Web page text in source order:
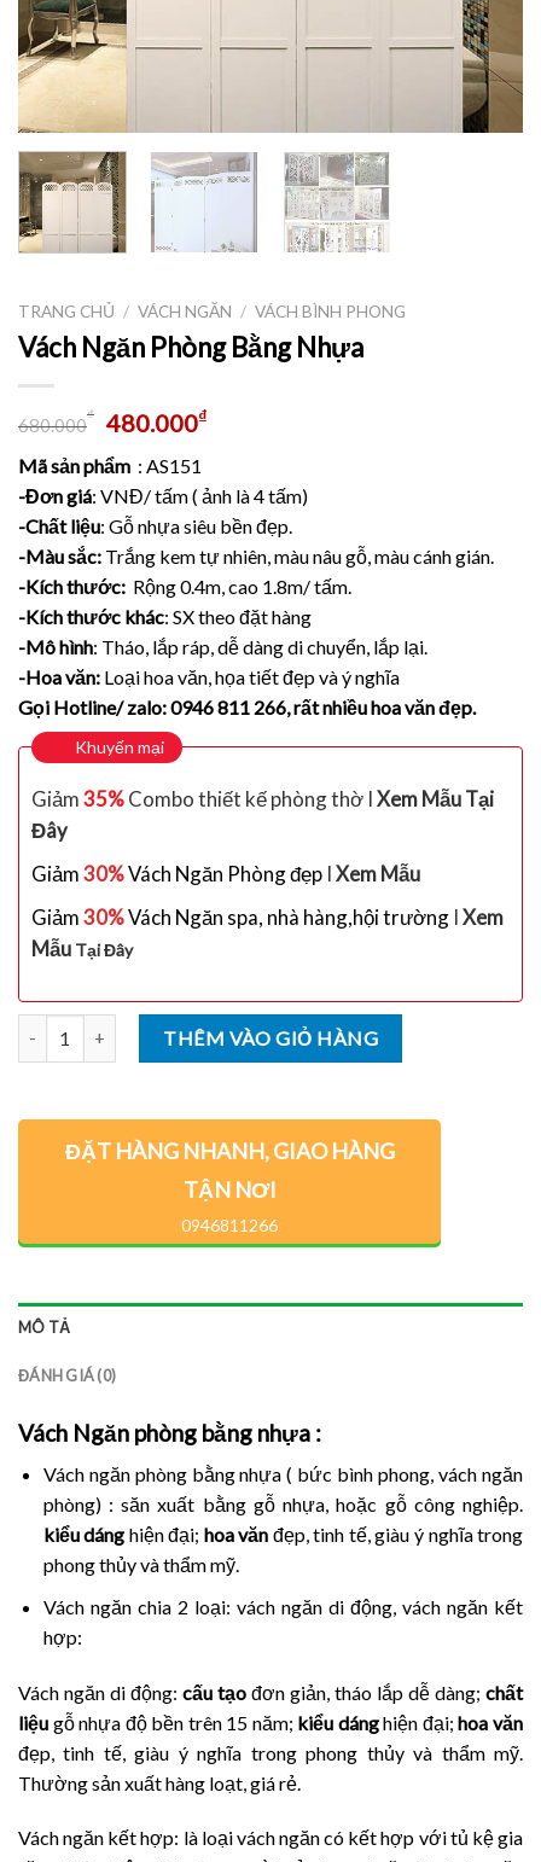
TRANG CHỦ / VÁCH NGĂN / VÁCH BÌNH PHONG
Vách Ngăn Phòng Bằng Nhựa
680.000
₫ 480.000₫
Mã sản phẩm : AS151
-Đơn giá: VNĐ/ tấm ( ảnh là 4 tấm)
-Chất liệu: Gỗ nhựa siêu bền đẹp.
-Màu sắc: Trắng kem tự nhiên, màu nâu gỗ, màu cánh gián.
-Kích thước: Rộng 0.4m, cao 1.8m/ tấm.
-Kích thước khác: SX theo đặt hàng
-Mô hình: Tháo, lắp ráp, dễ dàng di chuyển, lắp lại.
-Hoa văn: Loại hoa văn, họa tiết đẹp và ý nghĩa
Gọi Hotline/ zalo: 0946 811 266, rất nhiều hoa văn đẹp.
Khuyến mại
Giảm35%Combo thiết kế phòng thờ IXem Mẫu Tại
Đây
Giảm30%Vách Ngăn Phòng đẹp IXem Mẫu
Giảm30%Vách Ngăn spa, nhà hàng,hội trường IXem
Mẫu Tại Đây
THÊM VÀO GIỎ HÀNG
ĐẶT HÀNG NHANH, GIAO HÀNG
TẬN NƠI
0946811266
MÔ TẢ
ĐÁNH GIÁ (0)
Vách Ngăn phòng bằng nhựa :
Vách ngăn phòng bằng nhựa ( bức bình phong, vách ngăn
phòng) : săn xuất bằng gỗ nhựa, hoặc gỗ công nghiệp.
kiểu dáng hiện đại; hoa văn đẹp, tinh tế, giàu ý nghĩa trong
phong thủy và thẩm mỹ.
Vách ngăn chia 2 loại: vách ngăn di động, vách ngăn kết
hợp:
Vách ngăn di động: cấu tạo đơn giản, tháo lắp dễ dàng; chất
liệu gỗ nhựa độ bền trên 15 năm; kiểu dánghiện đại;hoa văn
đẹp, tinh tế, giàu ý nghĩa trong phong thủy và thẩm mỹ.
Thường sản xuất hàng loạt, giá rẻ.
Vách ngăn kết hợp: là loại vách ngăn có kết hợp với tủ kệ gia